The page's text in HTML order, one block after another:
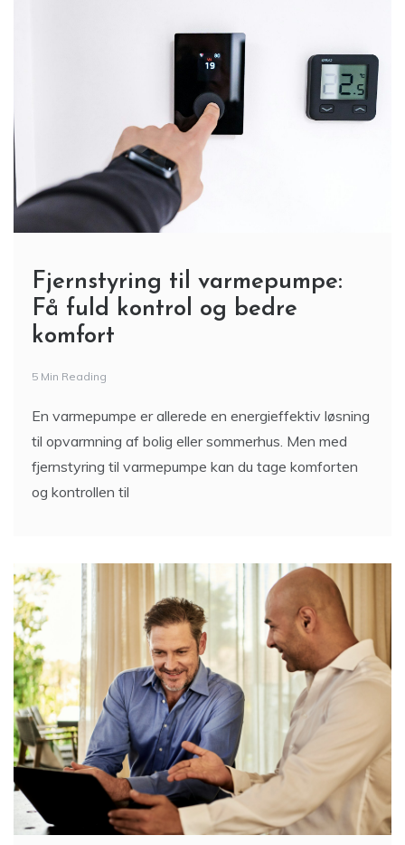
Fjernstyring til varmepumpe:
Få fuld kontrol og bedre
komfort
5 Min Reading
En varmepumpe er allerede en energieffektiv løsning
til opvarmning af bolig eller sommerhus. Men med
fjernstyring til varmepumpe kan du tage komforten
og kontrollen til